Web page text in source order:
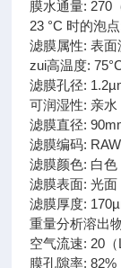
膜水通量: 270
23 °C 时的泡
滤膜属性: 表面
zui高温度:
滤膜孔径:
可润湿性: 亲水
滤膜直径:
滤膜编码:
滤膜颜色: 白色
滤膜表面: 光面
滤膜厚度:
重量分析溶出
空气流速: 20（
膜孔隙率: 82%